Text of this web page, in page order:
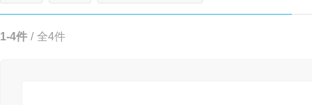
1-4件 / 全4件